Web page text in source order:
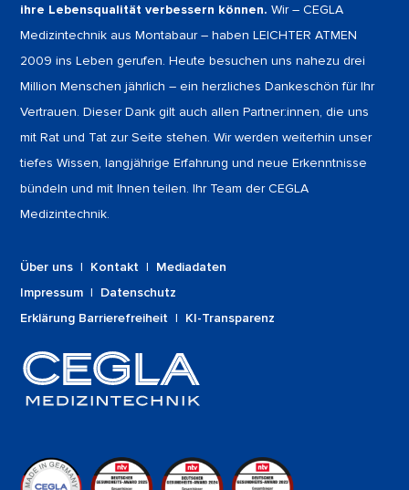
ihre Lebensqualität verbessern können. Wir – CEGLA
Medizintechnik aus Montabaur – haben LEICHTER ATMEN
2009 ins Leben gerufen. Heute besuchen uns nahezu drei
Million Menschen jährlich – ein herzliches Dankeschön für Ihr
Vertrauen. Dieser Dank gilt auch allen Partner:innen, die uns
mit Rat und Tat zur Seite stehen. Wir werden weiterhin unser
tiefes Wissen, langjährige Erfahrung und neue Erkenntnisse
bündeln und mit Ihnen teilen. Ihr Team der CEGLA
Medizintechnik.
Über uns | Kontakt | Mediadaten
Impressum | Datenschutz
Erklärung Barrierefreiheit | KI-Transparenz